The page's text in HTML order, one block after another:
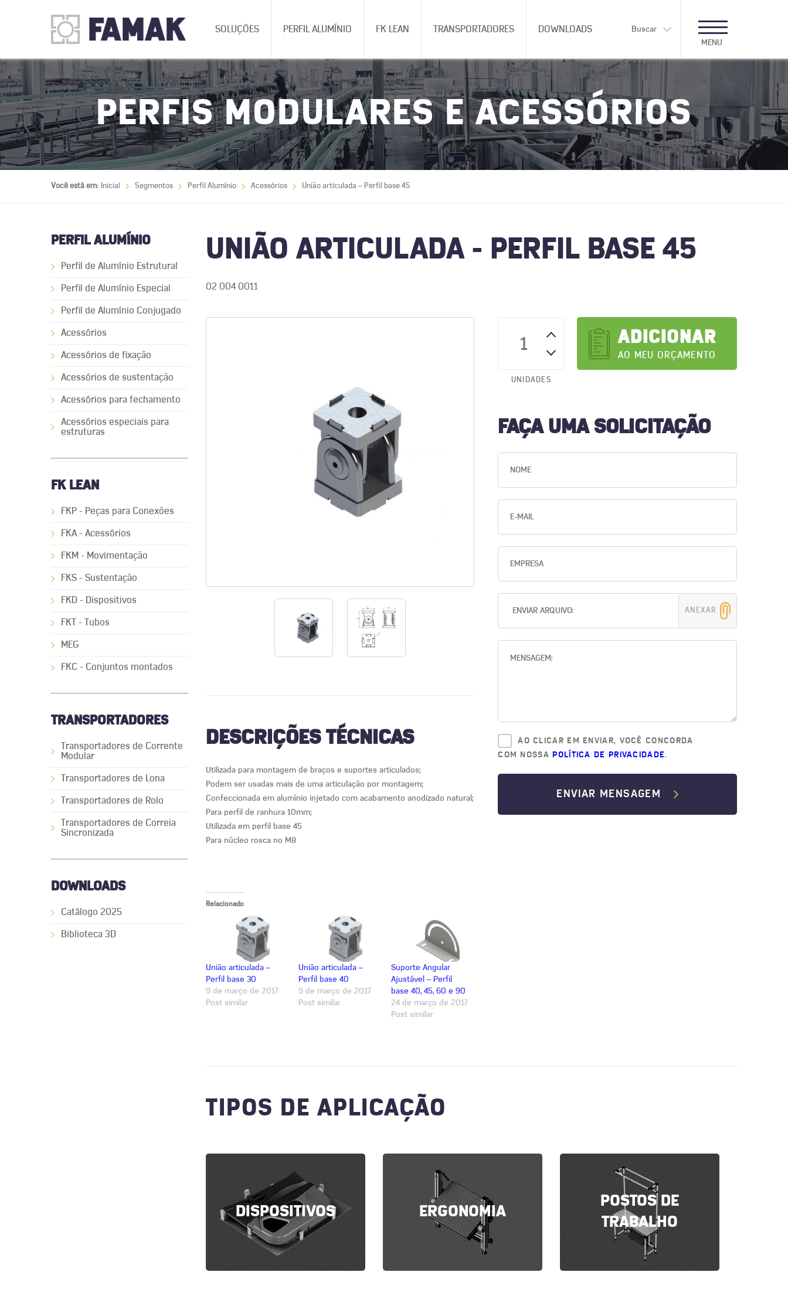
SOLUÇÕES PERFIL ALUMÍNIO FK LEAN TRANSPORTADORES DOWNLOADS
Buscar
MENU
PERFIS MODULARES E ACESSÓRIOS
Você está em: Inicial Segmentos Perfil Alumínio Acessórios União articulada – Perfil base 45
PERFIL ALUMÍNIO
Perfil de Alumínio Estrutural
Perfil de Alumínio Especial
Perfil de Alumínio Conjugado
Acessórios
Acessórios de fixação
Acessórios de sustentação
Acessórios para fechamento
Acessórios especiais para
estruturas
FK LEAN
FKP - Peças para Conexões
FKA - Acessórios
FKM - Movimentação
FKS - Sustentação
FKD - Dispositivos
FKT - Tubos
MEG
FKC - Conjuntos montados
TRANSPORTADORES
Transportadores de Corrente
Modular
Transportadores de Lona
Transportadores de Rolo
Transportadores de Correia
Sincronizada
DOWNLOADS
Catálogo 2025
Biblioteca 3D
UNIÃO ARTICULADA - PERFIL BASE 45
02 004 0011
DESCRIÇÕES TÉCNICAS
Utilizada para montagem de braços e suportes articulados;
Podem ser usadas mais de uma articulação por montagem;
Confeccionada em alumínio injetado com acabamento anodizado natural;
Para perfil de ranhura 10mm;
Utilizada em perfil base 45
Para núcleo rosca no M8
Relacionado
União articulada –
Perfil base 30
9 de março de 2017
Post similar
União articulada –
Perfil base 40
9 de março de 2017
Post similar
Suporte Angular
Ajustável – Perfil
base 40, 45, 60 e 90
24 de março de 2017
Post similar
UNIDADES
ADICIONAR
AO MEU ORÇAMENTO
FAÇA UMA SOLICITAÇÃO
ANEXAR
AO CLICAR EM ENVIAR, VOCÊ CONCORDA
COM NOSSA POLÍTICA DE PRIVACIDADE.
ENVIAR MENSAGEM
TIPOS DE APLICAÇÃO
DISPOSITIVOS ERGONOMIA
POSTOS DE
TRABALHO